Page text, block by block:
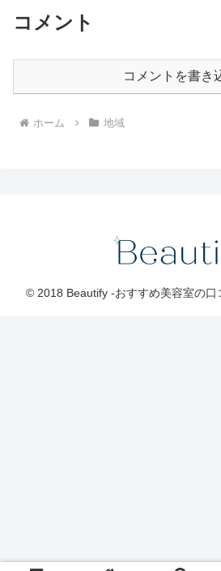
コメント
コメントを書き
ホーム 地域
© 2018 Beautify -おすすめ美容室の口